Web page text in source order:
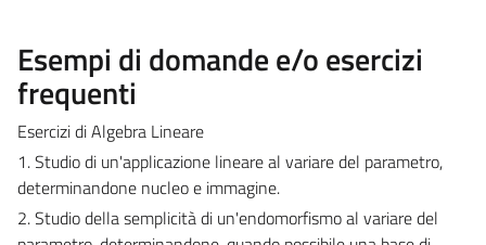
Esempi di domande e/o esercizi
frequenti
Esercizi di Algebra Lineare
1. Studio di un'applicazione lineare al variare del parametro,
determinandone nucleo e immagine.
2. Studio della semplicità di un'endomorfismo al variare del